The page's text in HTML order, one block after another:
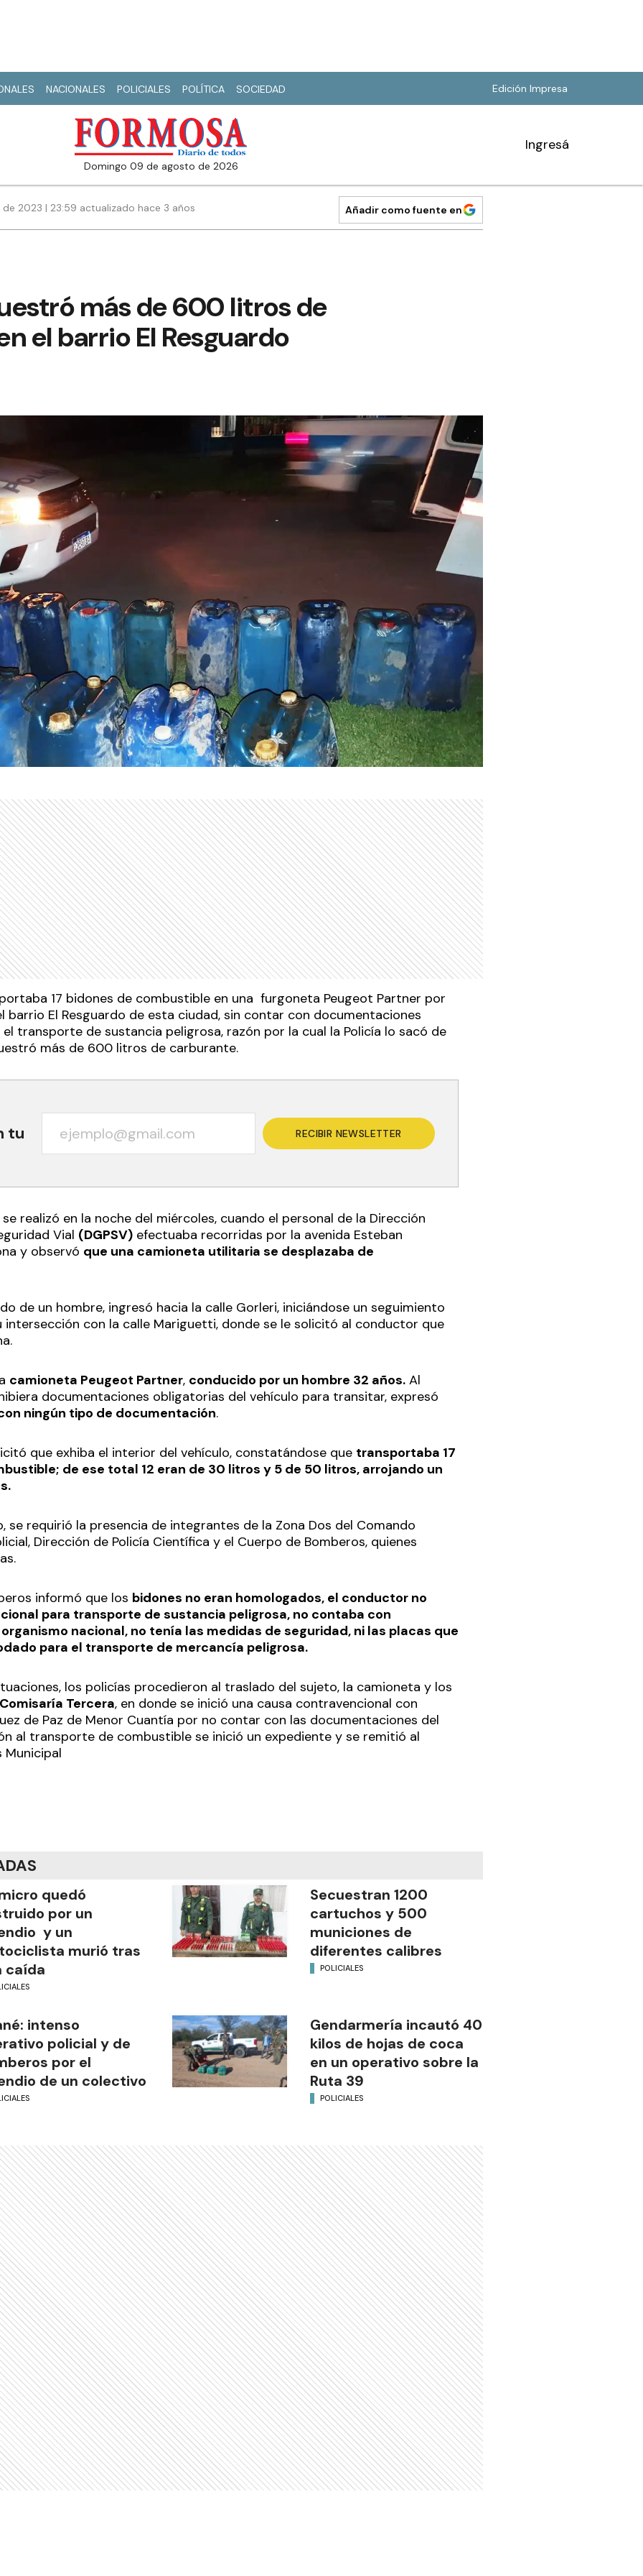
NACIONALES POLICIALES POLÍTICA SOCIEDAD Edición Impresa
domingo 09 de agosto de 2026
Ingresá
de 2023 | 23:59 actualizado hace 3 años Añadir como fuente en
más de 600 litros de
el barrio El Resguardo
17 bidones de combustible en una furgoneta Peugeot Partner por
barrio El Resguardo de esta ciudad, sin contar con documentaciones
transporte de sustancia peligrosa, razón por la cual la Policía lo sacó de
más de 600 litros de carburante.
tu RECIBIR NEWSLETTER
realizó en la noche del miércoles, cuando el personal de la Dirección
Vial (DGPSV) efectuaba recorridas por la avenida Esteban
y observó que una camioneta utilitaria se desplazaba de
de un hombre, ingresó hacia la calle Gorleri, iniciándose un seguimiento
con la calle Mariguetti, donde se le solicitó al conductor que
camioneta Peugeot Partner, conducido por un hombre 32 años. Al
documentaciones obligatorias del vehículo para transitar, expresó
ningún tipo de documentación.
que exhiba el interior del vehículo, constatándose que transportaba 17
de ese total 12 eran de 30 litros y 5 de 50 litros, arrojando un
se requirió la presencia de integrantes de la Zona Dos del Comando
Dirección de Policía Científica y el Cuerpo de Bomberos, quienes
informó que los bidones no eran homologados, el conductor no
para transporte de sustancia peligrosa, no contaba con
nacional, no tenía las medidas de seguridad, ni las placas que
para el transporte de mercancía peligrosa.
los policías procedieron al traslado del sujeto, la camioneta y los
Comisaría Tercera, en donde se inició una causa contravencional con
de Paz de Menor Cuantía por no contar con las documentaciones del
al transporte de combustible se inició un expediente y se remitió al
Municipal
quedó
por un
y un
murió tras
caída
Secuestran 1200
cartuchos y 500
municiones de
diferentes calibres
POLICIALES
intenso
policial y de
por el
de un colectivo
Gendarmería incautó 40
kilos de hojas de coca
en un operativo sobre la
Ruta 39
POLICIALES